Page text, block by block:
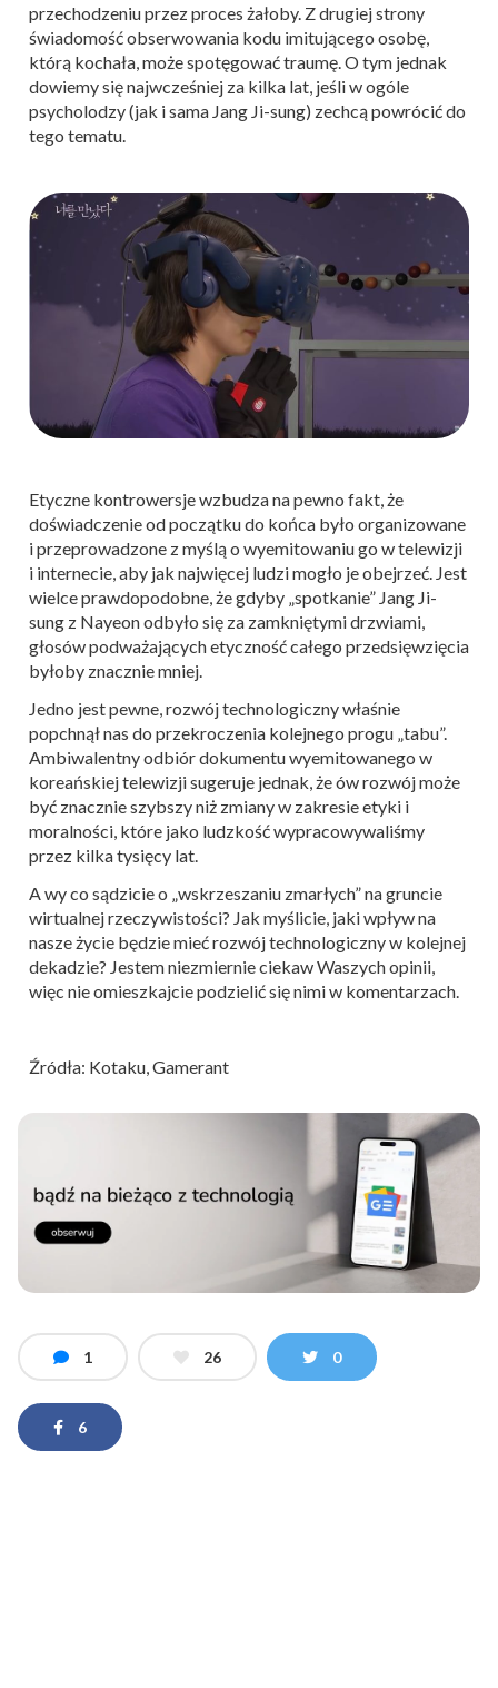
przechodzeniu przez proces żałoby. Z drugiej strony
świadomość obserwowania kodu imitującego osobę,
którą kochała, może spotęgować traumę. O tym jednak
dowiemy się najwcześniej za kilka lat, jeśli w ogóle
psycholodzy (jak i sama Jang Ji-sung) zechcą powrócić do
tego tematu.
Etyczne kontrowersje wzbudza na pewno fakt, że
doświadczenie od początku do końca było organizowane
i przeprowadzone z myślą o wyemitowaniu go w telewizji
i internecie, aby jak najwięcej ludzi mogło je obejrzeć. Jest
wielce prawdopodobne, że gdyby „spotkanie” Jang Ji-
sung z Nayeon odbyło się za zamkniętymi drzwiami,
głosów podważających etyczność całego przedsięwzięcia
byłoby znacznie mniej.
Jedno jest pewne, rozwój technologiczny właśnie
popchnął nas do przekroczenia kolejnego progu „tabu”.
Ambiwalentny odbiór dokumentu wyemitowanego w
koreańskiej telewizji sugeruje jednak, że ów rozwój może
być znacznie szybszy niż zmiany w zakresie etyki i
moralności, które jako ludzkość wypracowywaliśmy
przez kilka tysięcy lat.
A wy co sądzicie o „wskrzeszaniu zmarłych” na gruncie
wirtualnej rzeczywistości? Jak myślicie, jaki wpływ na
nasze życie będzie mieć rozwój technologiczny w kolejnej
dekadzie? Jestem niezmiernie ciekaw Waszych opinii,
więc nie omieszkajcie podzielić się nimi w komentarzach.
Źródła: Kotaku, Gamerant
1 26 0
6